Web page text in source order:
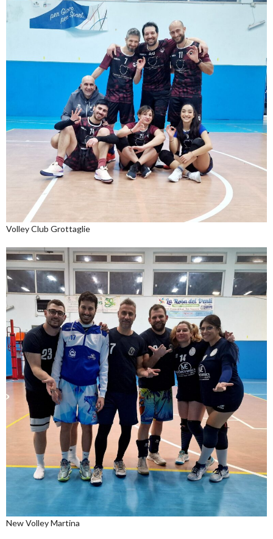
Volley Club Grottaglie
New Volley Martina